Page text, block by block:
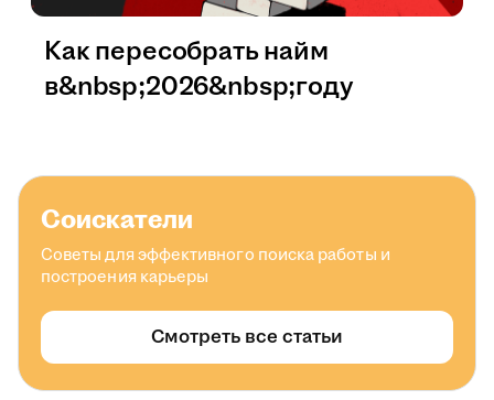
Как пересобрать найм
в&nbsp;2026&nbsp;году
Соискатели
Советы для эффективного поиска работы и
построения карьеры
Смотреть все статьи